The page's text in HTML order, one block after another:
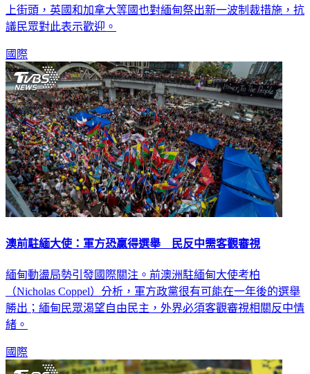
上街頭，英國和加拿大等國也對緬甸祭出新一波制裁措施，抗
議民眾對此表示歡迎。
國際
澳前駐緬大使：軍方恐贏得選舉 民反中需客觀審視
緬甸動盪局勢引發國際關注。前澳洲駐緬甸大使考柏
（Nicholas Coppel）分析，軍方政黨很有可能在一年後的選舉
勝出；緬甸民眾渴望自由民主，外界必須客觀審視相關反中情
緒。
國際